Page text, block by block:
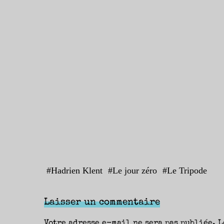
#Hadrien Klent #Le jour zéro #Le Tripode
Laisser un commentaire